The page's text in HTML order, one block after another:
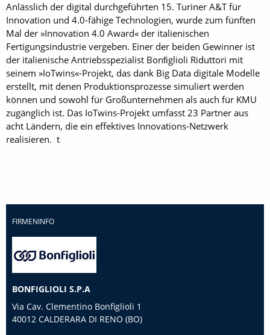
Anlässlich der digital durchgeführten 15. Turiner A&T für
Innovation und 4.0-fähige Technologien, wurde zum fünften
Mal der »Innovation 4.0 Award« der italienischen
Fertigungsindustrie vergeben. Einer der beiden Gewinner ist
der italienische Antriebsspezialist Bonﬁglioli Riduttori mit
seinem »IoTwins«-Projekt, das dank Big Data digitale Modelle
erstellt, mit denen Produktionsprozesse simuliert werden
können und sowohl für Großunternehmen als auch für KMU
zugänglich ist. Das IoTwins-Projekt umfasst 23 Partner aus
acht Ländern, die ein effektives Innovations-Netzwerk
realisieren. t
FIRMENINFO
BONFIGLIOLI S.P.A
Via Cav. Clementino Bonfiglioli 1
40012 CALDERARA DI RENO (BO)